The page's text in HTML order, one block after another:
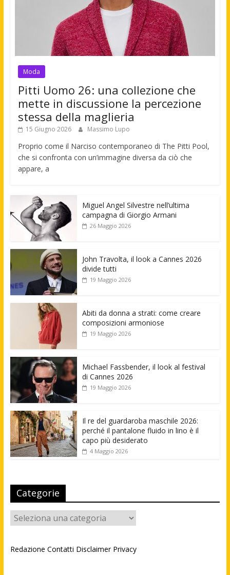
Moda
Pitti Uomo 26: una collezione che
mette in discussione la percezione
stessa della maglieria
15 Giugno 2026 Massimo Lupo
Proprio come il Narciso contemporaneo di The Pitti Pool,
che si confronta con un’immagine diversa da ciò che
appare, a
Miguel Angel Silvestre nell’ultima
campagna di Giorgio Armani
26 Maggio 2026
John Travolta, il look a Cannes 2026
divide tutti
19 Maggio 2026
Abiti da donna a strati: come creare
composizioni armoniose
19 Maggio 2026
Michael Fassbender, il look al festival
di Cannes 2026
19 Maggio 2026
Il re del guardaroba maschile 2026:
perché il pantalone fluido in lino è il
capo più desiderato
4 Maggio 2026
Categorie
Categorie
Redazione Contatti Disclaimer Privacy